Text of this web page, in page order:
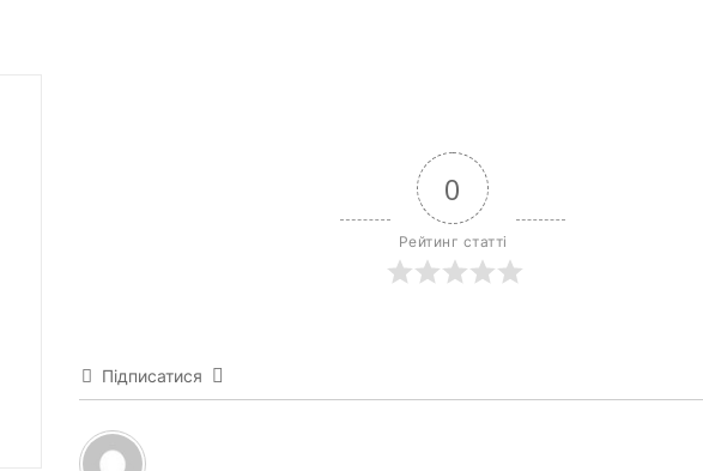
0
Рейтинг статті
Підписатися